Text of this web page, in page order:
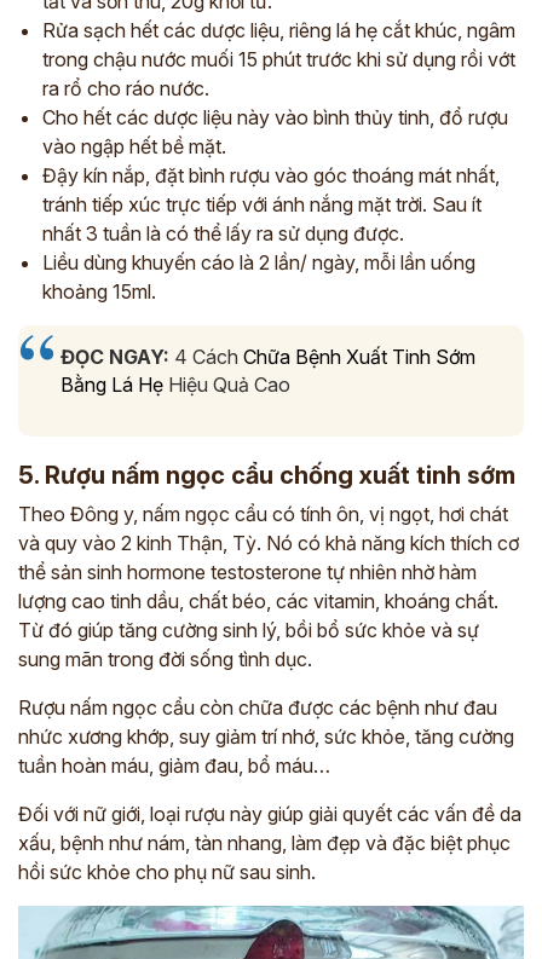
Rửa sạch hết các dược liệu, riêng lá hẹ cắt khúc, ngâm
trong chậu nước muối 15 phút trước khi sử dụng rồi vớt
ra rổ cho ráo nước.
Cho hết các dược liệu này vào bình thủy tinh, đổ rượu
vào ngập hết bề mặt.
Đậy kín nắp, đặt bình rượu vào góc thoáng mát nhất,
tránh tiếp xúc trực tiếp với ánh nắng mặt trời. Sau ít
nhất 3 tuần là có thể lấy ra sử dụng được.
Liều dùng khuyến cáo là 2 lần/ ngày, mỗi lần uống
khoảng 15ml.
ĐỌC NGAY: 4 Cách Chữa Bệnh Xuất Tinh Sớm
Bằng Lá Hẹ Hiệu Quả Cao
5. Rượu nấm ngọc cẩu chống xuất tinh sớm
Theo Đông y, nấm ngọc cẩu có tính ôn, vị ngọt, hơi chát
và quy vào 2 kinh Thận, Tỳ. Nó có khả năng kích thích cơ
thể sản sinh hormone testosterone tự nhiên nhờ hàm
lượng cao tinh dầu, chất béo, các vitamin, khoáng chất.
Từ đó giúp tăng cường sinh lý, bồi bổ sức khỏe và sự
sung mãn trong đời sống tình dục.
Rượu nấm ngọc cẩu còn chữa được các bệnh như đau
nhức xương khớp, suy giảm trí nhớ, sức khỏe, tăng cường
tuần hoàn máu, giảm đau, bổ máu…
Đối với nữ giới, loại rượu này giúp giải quyết các vấn đề da
xấu, bệnh như nám, tàn nhang, làm đẹp và đặc biệt phục
hồi sức khỏe cho phụ nữ sau sinh.
ĐĂNG KÝ TƯ VẤN »
ĐĂNG KÝ ĐẾN KHÁM TRỰC TIẾP
Thông tin của bạn được bảo mật và chỉ sử dụng cho mục đích tư vấn.